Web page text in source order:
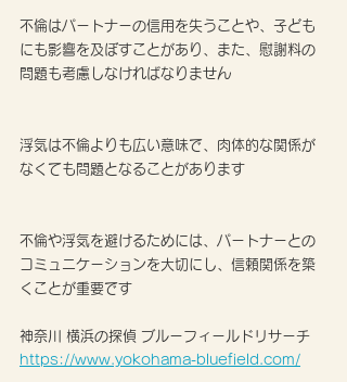
不倫はパートナーの信用を失うことや、子ども
にも影響を及ぼすことがあり、また、慰謝料の
問題も考慮しなければなりません
浮気は不倫よりも広い意味で、肉体的な関係が
なくても問題となることがあります
不倫や浮気を避けるためには、パートナーとの
コミュニケーションを大切にし、信頼関係を築
くことが重要です
神奈川 横浜の探偵 ブルーフィールドリサーチ
https://www.yokohama-bluefield.com/